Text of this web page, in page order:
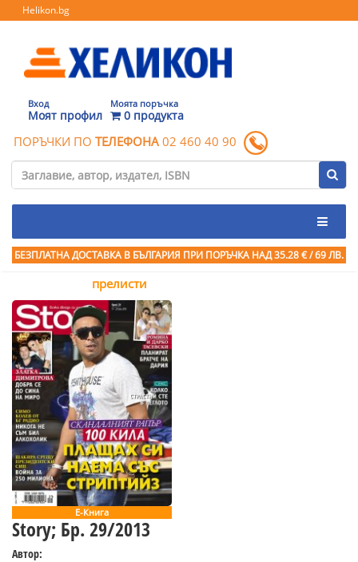
Helikon.bg
Вход
Моят профил
Моята поръчка
0 продукта
ПОРЪЧКИ ПО ТЕЛЕФОНА 02 460 40 90
БЕЗПЛАТНА ДОСТАВКА В БЪЛГАРИЯ ПРИ ПОРЪЧКА НАД 35.28 € / 69 ЛВ.
прелисти
Е-Книга
Story; Бр. 29/2013
Автор: